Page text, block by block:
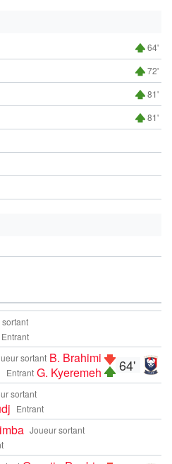
64'
72'
81'
81'
Entrant
64'
sortant B. Brahimi
Entrant G. Kyeremeh
sortant
Entrant
Joueur sortant